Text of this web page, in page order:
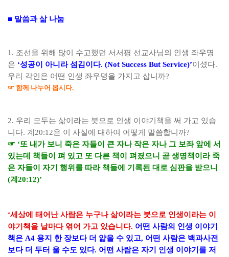
■ 말씀과 삶 나눔
1. 조선을 위해 많이 수고했던 서서평 선교사님의 인생 좌우명
은 ‘성공이 아니라 섬김이다. (Not Success But Service)’이셨다.
우리 각인은 어떤 인생 좌우명을 가지고 삽니까?
☞ 함께 나누어 봅시다.
2. 우리 모두는 삶이라는 붓으로 인생 이야기책을 써 가고 있습
니다. 계 20:12은 이 사실에 대하여 어떻게 말씀합니까?
☞ ‘또 내가 보니 죽은 자들이 큰 자나 작은 자나 그 보좌 앞에 서
있는데 책들이 펴 있고 또 다른 책이 펴졌으니 곧 생명책이라 죽
은 자들이 자기 행위를 따라 책들에 기록된 대로 심판을 받으니
(계 20:12)’
‘세상에 태어난 사람은 누구나 삶이라는 붓으로 인생이라는 이
야기책을 날마다 엮어 가고 있습니다. 어떤 사람의 인생 이야기
책은 A4 용지 한 장보다 더 얇을 수 있고, 어떤 사람은 백과사전
보다 더 두터 울 수도 있다. 어떤 사람은 자기 인생 이야기를 저